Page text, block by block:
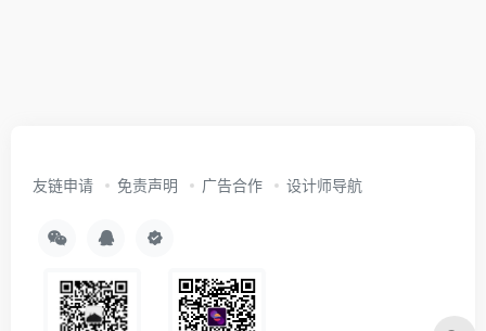
友链申请 免责声明 广告合作 设计师导航